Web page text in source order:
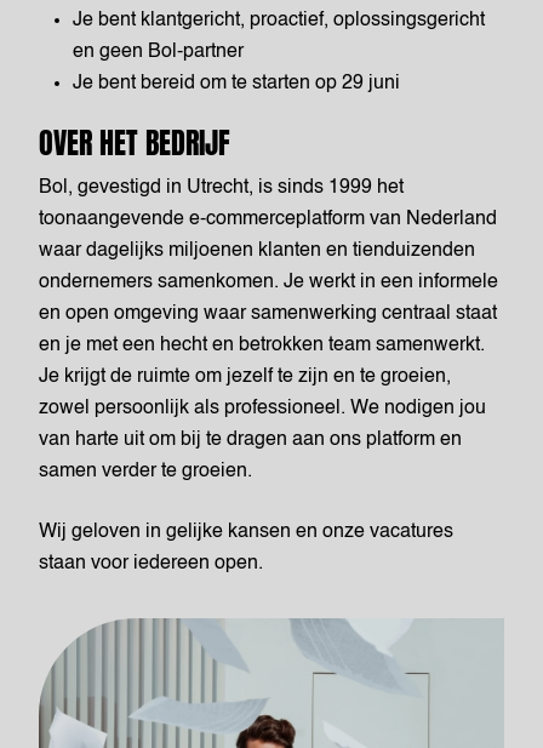
Je bent klantgericht, proactief, oplossingsgericht
en geen Bol-partner
Je bent bereid om te starten op 29 juni
OVER HET BEDRIJF
Bol, gevestigd in Utrecht, is sinds 1999 het
toonaangevende e-commerceplatform van Nederland
waar dagelijks miljoenen klanten en tienduizenden
ondernemers samenkomen. Je werkt in een informele
en open omgeving waar samenwerking centraal staat
en je met een hecht en betrokken team samenwerkt.
Je krijgt de ruimte om jezelf te zijn en te groeien,
zowel persoonlijk als professioneel. We nodigen jou
van harte uit om bij te dragen aan ons platform en
samen verder te groeien.
Wij geloven in gelijke kansen en onze vacatures
staan voor iedereen open.